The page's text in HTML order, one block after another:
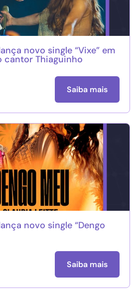
novo single “Vixe” em
cantor Thiaguinho
Saiba mais
novo single “Dengo
Saiba mais